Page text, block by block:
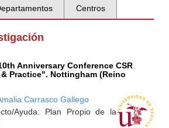
Centros
Anniversary Conference CSR
Practice". Nottingham (Reino
Carrasco Gallego
Ayuda: Plan Propio de la